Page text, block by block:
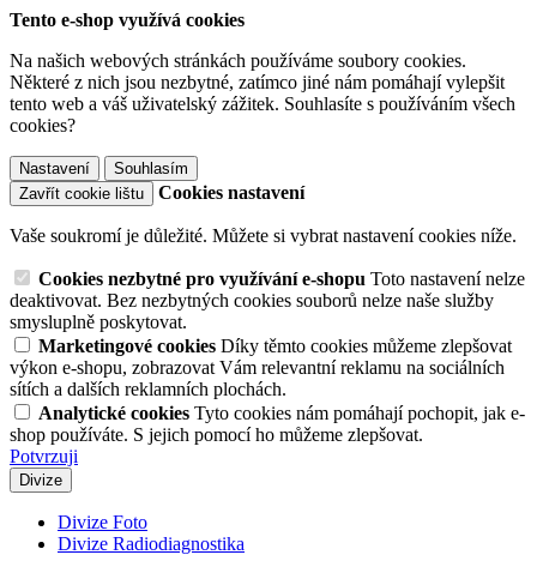
Tento e-shop využívá cookies
Na našich webových stránkách používáme soubory cookies.
Některé z nich jsou nezbytné, zatímco jiné nám pomáhají vylepšit
tento web a váš uživatelský zážitek. Souhlasíte s používáním všech
cookies?
Nastavení
Souhlasím
Zavřít cookie lištu
Cookies nastavení
Vaše soukromí je důležité. Můžete si vybrat nastavení cookies níže.
Cookies nezbytné pro využívání e-shopu Toto nastavení nelze
deaktivovat. Bez nezbytných cookies souborů nelze naše služby
smysluplně poskytovat.
Marketingové cookies Díky těmto cookies můžeme zlepšovat
výkon e-shopu, zobrazovat Vám relevantní reklamu na sociálních
sítích a dalších reklamních plochách.
Analytické cookies Tyto cookies nám pomáhají pochopit, jak e-
shop používáte. S jejich pomocí ho můžeme zlepšovat.
Potvrzuji
Divize
Divize Foto
Divize Radiodiagnostika